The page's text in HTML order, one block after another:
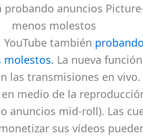
probando anuncios
menos molestos
también
molestos. La nueva
las transmisiones en
medio de la
anuncios mid-roll). Las
sus vídeos